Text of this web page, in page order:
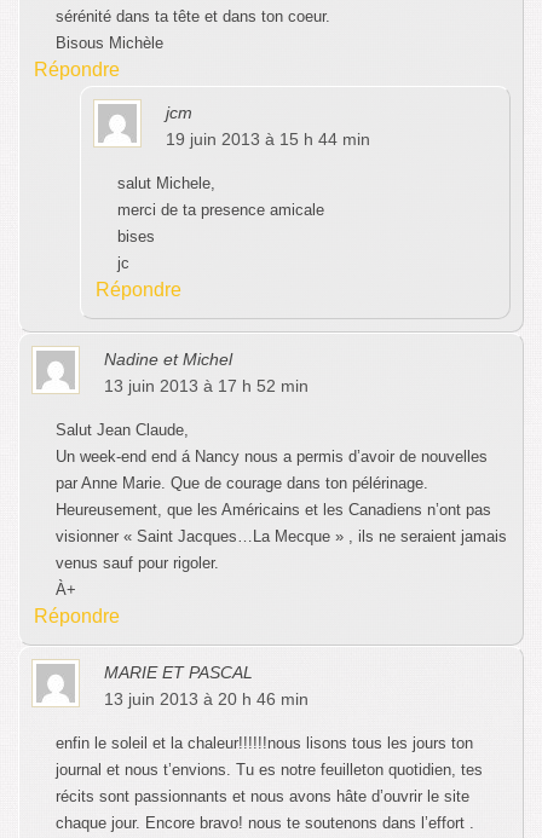
sérénité dans ta tête et dans ton coeur.
Bisous Michèle
Répondre
jcm
19 juin 2013 à 15 h 44 min
salut Michele,
merci de ta presence amicale
bises
jc
Répondre
Nadine et Michel
13 juin 2013 à 17 h 52 min
Salut Jean Claude,
Un week-end end á Nancy nous a permis d’avoir de nouvelles
par Anne Marie. Que de courage dans ton pélérinage.
Heureusement, que les Américains et les Canadiens n’ont pas
visionner « Saint Jacques…La Mecque » , ils ne seraient jamais
venus sauf pour rigoler.
À+
Répondre
MARIE ET PASCAL
13 juin 2013 à 20 h 46 min
enfin le soleil et la chaleur!!!!!!nous lisons tous les jours ton
journal et nous t’envions. Tu es notre feuilleton quotidien, tes
récits sont passionnants et nous avons hâte d’ouvrir le site
chaque jour. Encore bravo! nous te soutenons dans l’effort .